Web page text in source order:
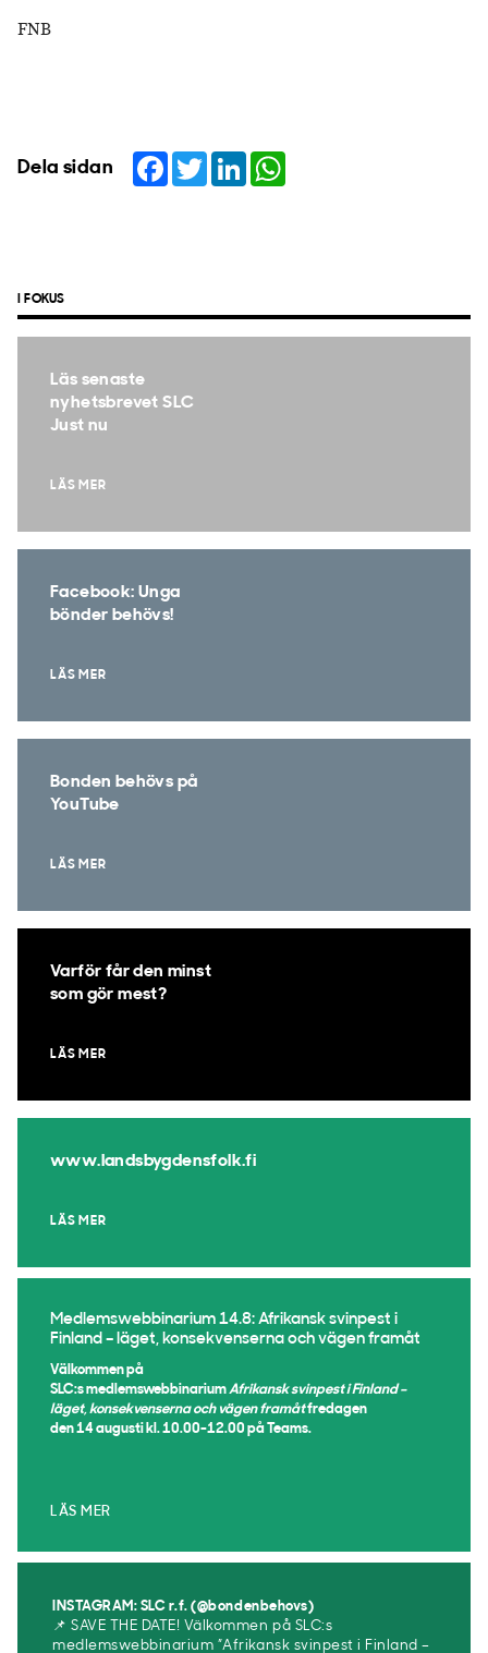
FNB
Dela sidan Facebook
TwitterLinkedIn
I FOKUS
Läs senaste
nyhetsbrevet SLC
Just nu
LÄS MER
Facebook: Unga
bönder behövs!
LÄS MER
Bonden behövs på
YouTube
LÄS MER
Varför får den minst
som gör mest?
LÄS MER
www.landsbygdensfolk.fi
LÄS MER
Medlemswebbinarium 14.8: Afrikansk svinpest i
Finland – läget, konsekvenserna och vägen framåt
Välkommen på
SLC:s medlemswebbinariumAfrikansk svinpest i Finland –
läget, konsekvenserna och vägen framåtfredagen
den 14 augusti kl. 10.00-12.00 på Teams.
LÄS MER
INSTAGRAM: SLC r.f. (@bondenbehovs)
📌 SAVE THE DATE! Välkommen på SLC:s
medlemswebbinarium ”Afrikansk svinpest i Finland –